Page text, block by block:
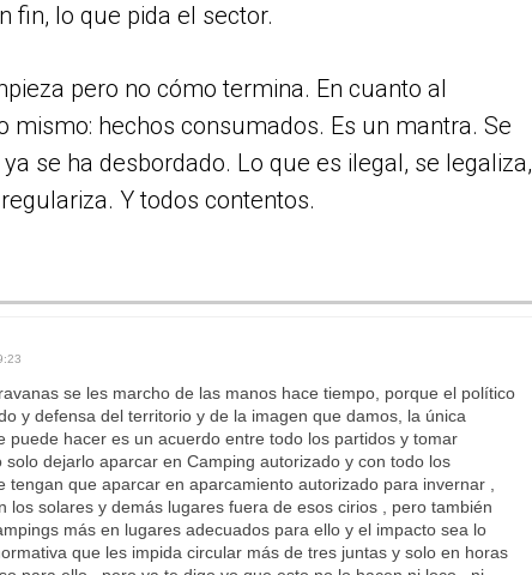
fin, lo que pida el sector.
pero no cómo termina. En cuanto al
mismo: hechos consumados. Es un mantra. Se
se ha desbordado. Lo que es ilegal, se legaliza,
Y todos contentos.
se les marcho de las manos hace tiempo, porque el político
y defensa del territorio y de la imagen que damos, la única
puede hacer es un acuerdo entre todo los partidos y tomar
dejarlo aparcar en Camping autorizado y con todo los
tengan que aparcar en aparcamiento autorizado para invernar ,
los solares y demás lugares fuera de esos cirios , pero también
más en lugares adecuados para ello y el impacto sea lo
que les impida circular más de tres juntas y solo en horas